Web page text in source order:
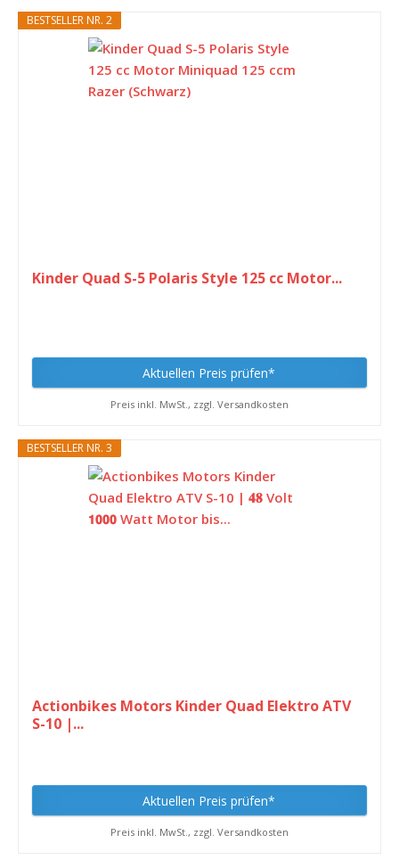
BESTSELLER NR. 2
Kinder Quad S-5 Polaris Style 125 cc Motor...
Aktuellen Preis prüfen*
Preis inkl. MwSt., zzgl. Versandkosten
BESTSELLER NR. 3
Actionbikes Motors Kinder Quad Elektro ATV
S-10 |...
Aktuellen Preis prüfen*
Preis inkl. MwSt., zzgl. Versandkosten